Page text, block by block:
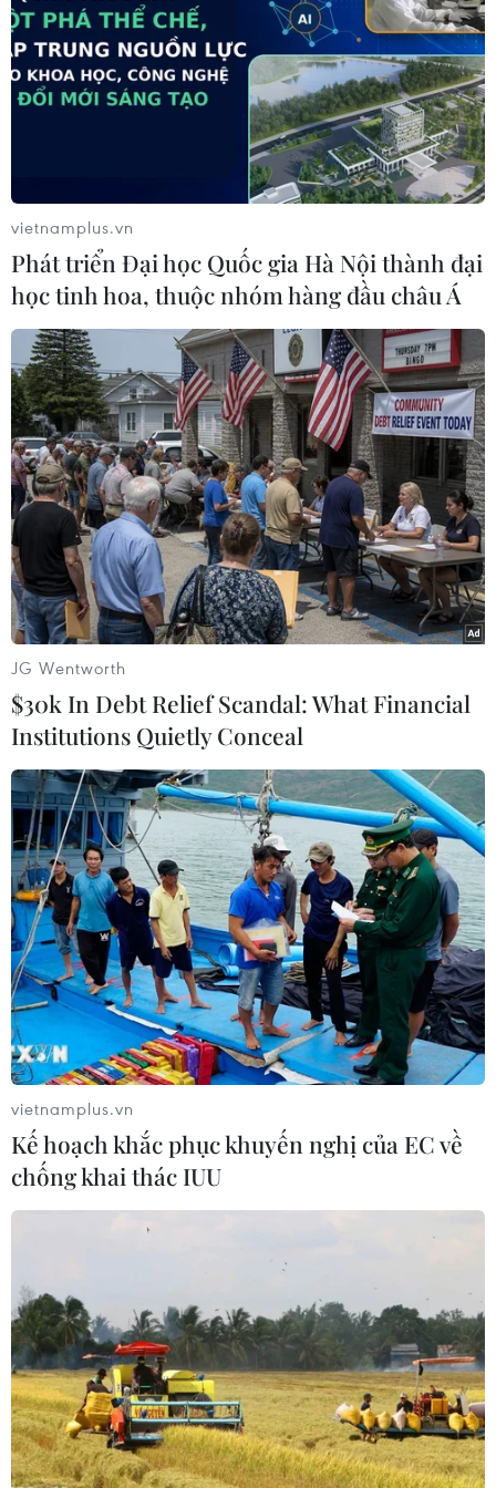
Zidane 'lãng quên' quá khứ, nhưng Bayern
Munich thì không
15/04/2018 11:00
HLV Zinedine Zidane đã tỏ ra thận trọng khi nói về cuộc
đối đầu sắp tới giữa Bayern Munich và Real Madrid tại
bán kết Champions League mùa này.
Bán kết Champions League: Madrid đang
“nóng” trước trận tái ngộ Bayern
22/04/2018 01:51
Bầu không khí ở Madrid đang trở nên căng thẳng trước
trận bán kết lượt đi sẽ diễn ra trên sân Allianz khi Real
Madrid gặp Bayern Munich đêm thứ Tư tuần tới.
FC Bayern: Vị trí nào cho Sven Ulreich
nếu Manuel Neuer trở lại?
vietnamplus.vn
Phát triển Đại học Quốc gia Hà Nội thành đại
học tinh hoa, thuộc nhóm hàng đầu châu Á
JG Wentworth
$30k In Debt Relief Scandal: What Financial
Institutions Quietly Conceal
vietnamplus.vn
Kế hoạch khắc phục khuyến nghị của EC về
chống khai thác IUU